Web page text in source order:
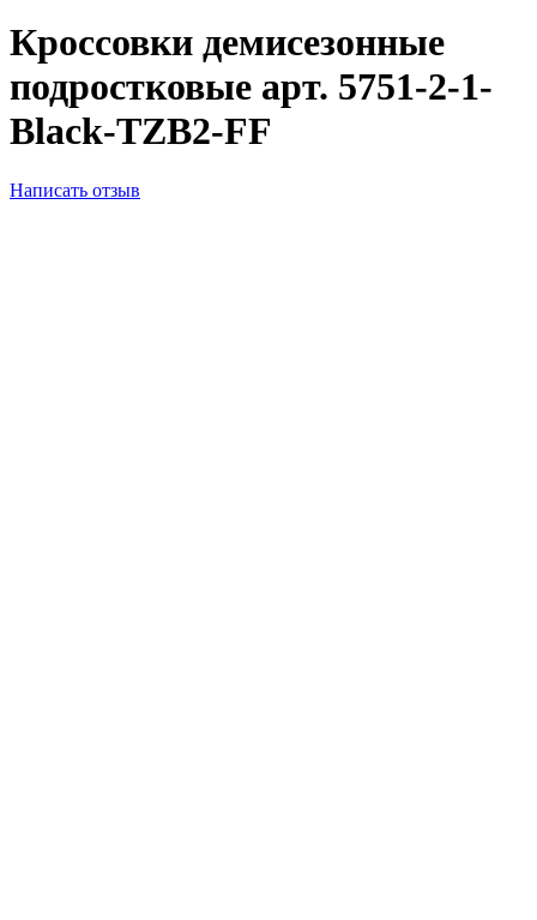
Кроссовки демисезонные
подростковые арт. 5751-2-1-
Black-TZB2-FF
Написать отзыв